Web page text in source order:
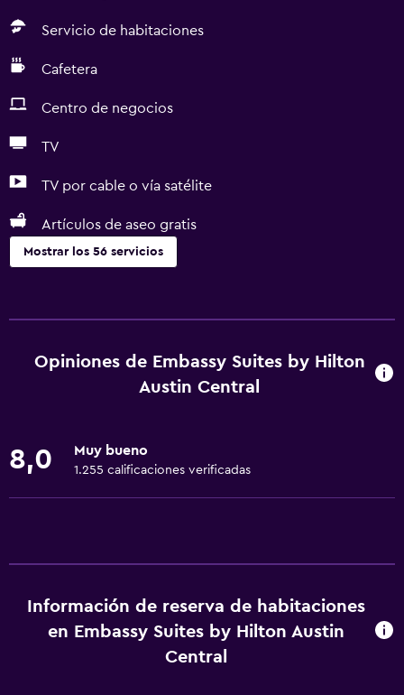
Servicio de habitaciones
Cafetera
Centro de negocios
TV
TV por cable o vía satélite
Artículos de aseo gratis
Mostrar los 56 servicios
Salas de conferencia
Cajero automático/banco
Instalaciones para reuniones
Minimercado en las instalaciones
Accesibilidad y adecuación
Mascotas permitidas bajo consulta (pueden aplicar cargos
Opiniones de Embassy Suites by Hilton
Austin Central
8,0 Muy bueno
1.255 calificaciones verificadas
Información de reserva de habitaciones
en Embassy Suites by Hilton Austin
Central